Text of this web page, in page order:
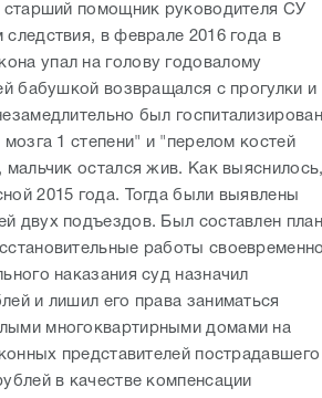
помощник руководителя СУ
в феврале 2016 года в
упал на голову годовалому
бабушкой возвращался с прогулки и
был
1 степени" и "перелом костей
остался жив. Как выяснилось,
2015 года. Тогда были выявлены
двух подъездов. Был составлен план
работы своевременно
наказания суд назначил
и лишил его права заниматься
многоквартирными домами на
представителей пострадавшего
в качестве компенсации